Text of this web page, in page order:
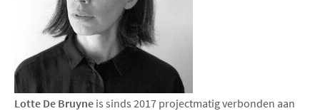
Lotte De Bruyne is sinds 2017 projectmatig verbonden aan